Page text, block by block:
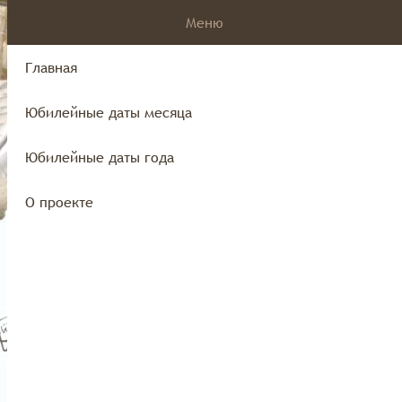
края
Меню
Главная
Юбилейные даты месяца
Юбилейные даты года
О проекте